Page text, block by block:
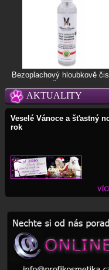
Bezoplachový hloubkově
šampon
AKTUALITY
Veselé Vánoce a šťastný
rok